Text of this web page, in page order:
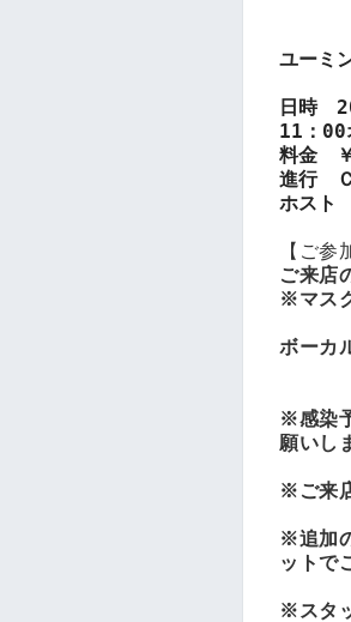
ユーミ
日時　
11：00
料金　
進行　
ホスト
【ご参
ご来店
※マス
ボーカ
※感染
願いし
※ご来
※追加
ットで
※スタ